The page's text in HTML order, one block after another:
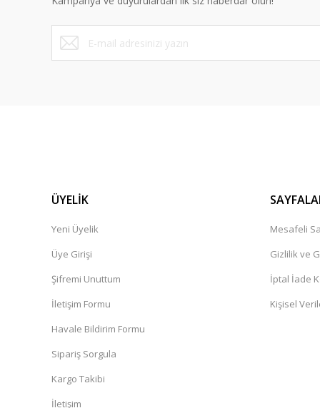
Ürün fiyatı diğer sitelerden daha pahalı.
Bu ürüne benzer farklı alternatifler olmalı.
ÜYELİK
Yeni Üyelik
Üye Girişi
Şifremi Unuttum
İletişim Formu
Havale Bildirim Formu
Sipariş Sorgula
Kargo Takibi
İletişim
Mesafeli
Gizlilik ve
İptal İade
Kişisel